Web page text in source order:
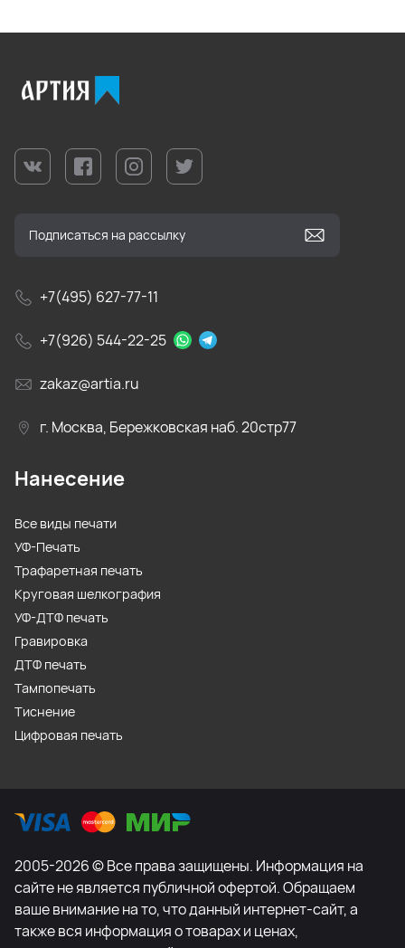
+7(495) 627-77-11
+7(926) 544-22-25
zakaz@artia.ru
г. Москва, Бережковская наб. 20стр77
Нанесение
Все виды печати
УФ-Печать
Трафаретная печать
Круговая шелкография
УФ-ДТФ печать
Гравировка
ДТФ печать
Тампопечать
Тиснение
Цифровая печать
2005-2026 © Все права защищены. Информация на
сайте не является публичной офертой. Обращаем
ваше внимание на то, что данный интернет-сайт, а
также вся информация о товарах и ценах,